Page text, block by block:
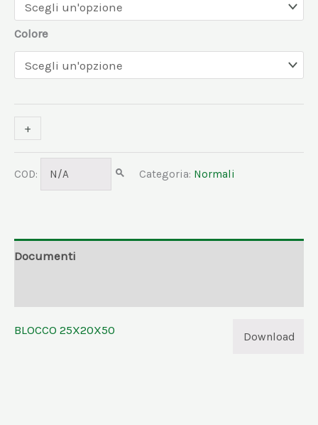
Colore
-
+
COD: N/A Categoria: Normali
Documenti
BLOCCO 25X20X50 Download